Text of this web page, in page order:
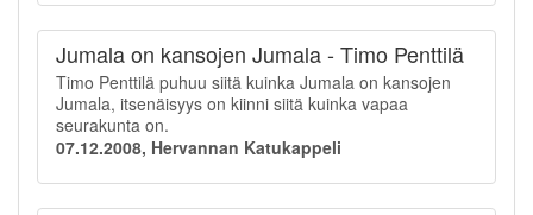
Jumala on kansojen Jumala - Timo Penttilä
Timo Penttilä puhuu siitä kuinka Jumala on kansojen
Jumala, itsenäisyys on kiinni siitä kuinka vapaa
seurakunta on.
07.12.2008, Hervannan Katukappeli